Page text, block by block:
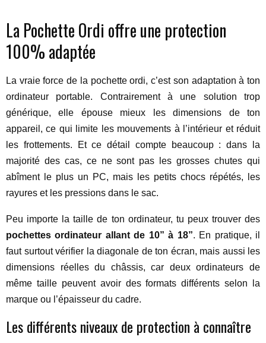
La Pochette Ordi offre une protection
100% adaptée
La vraie force de la pochette ordi, c’est son adaptation à ton
ordinateur portable. Contrairement à une solution trop
générique, elle épouse mieux les dimensions de ton
appareil, ce qui limite les mouvements à l’intérieur et réduit
les frottements. Et ce détail compte beaucoup : dans la
majorité des cas, ce ne sont pas les grosses chutes qui
abîment le plus un PC, mais les petits chocs répétés, les
rayures et les pressions dans le sac.
Peu importe la taille de ton ordinateur, tu peux trouver des
pochettes ordinateur allant de 10” à 18”. En pratique, il
faut surtout vérifier la diagonale de ton écran, mais aussi les
dimensions réelles du châssis, car deux ordinateurs de
même taille peuvent avoir des formats différents selon la
marque ou l’épaisseur du cadre.
Les différents niveaux de protection à connaître